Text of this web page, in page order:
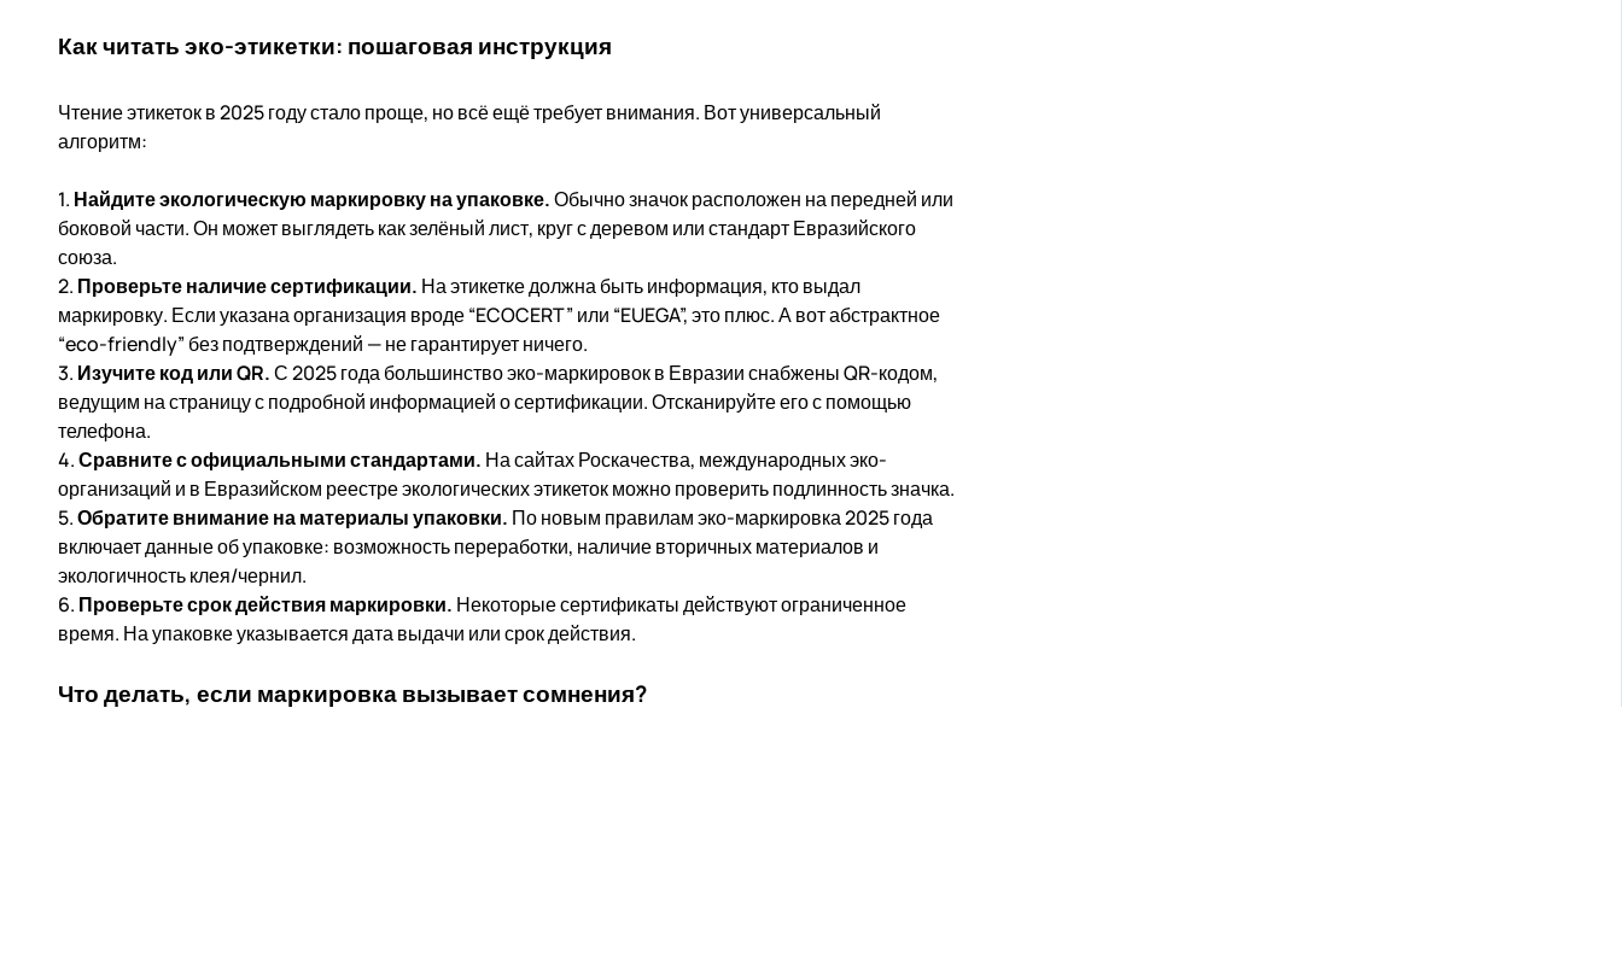
Как читать эко-этикетки: пошаговая инструкция
Чтение этикеток в 2025 году стало проще, но всё ещё требует внимания. Вот универсальный
алгоритм:
1. Найдите экологическую маркировку на упаковке.Обычно значок расположен на передней или
боковой части. Он может выглядеть как зелёный лист, круг с деревом или стандарт Евразийского
союза.
2. Проверьте наличие сертификации. На этикетке должна быть информация, кто выдал
маркировку. Если указана организация вроде “ECOCERT” или “EUEGA”, это плюс. А вот абстрактное
“eco-friendly” без подтверждений — не гарантирует ничего.
3. Изучите код или QR.С 2025 года большинство эко-маркировок в Евразии снабжены QR-кодом,
ведущим на страницу с подробной информацией о сертификации. Отсканируйте его с помощью
телефона.
4.Сравните с официальными стандартами. На сайтах Роскачества, международных эко-
организаций и в Евразийском реестре экологических этикеток можно проверить подлинность значка.
5.Обратите внимание на материалы упаковки. По новым правилам эко-маркировка 2025 года
включает данные об упаковке: возможность переработки, наличие вторичных материалов и
экологичность клея/чернил.
6. Проверьте срок действия маркировки. Некоторые сертификаты действуют ограниченное
время. На упаковке указывается дата выдачи или срок действия.
Что делать, если маркировка вызывает сомнения?